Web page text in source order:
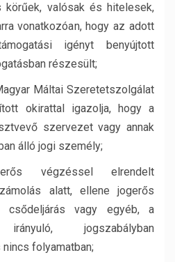
körűek, valósak és hitelesek,
vonatkozóan, hogy az adott
igényt benyújtott
részesült;
Máltai Szeretetszolgálat
okirattal igazolja, hogy a
szervezet vagy annak
álló jogi személy;
végzéssel elrendelt
alatt, ellene jogerős
csődeljárás vagy egyéb, a
irányuló, jogszabályban
folyamatban;